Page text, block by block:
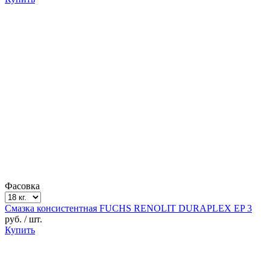
Фасовка
Смазка консистентная FUCHS RENOLIT DURAPLEX EP 3
руб. / шт.
Купить